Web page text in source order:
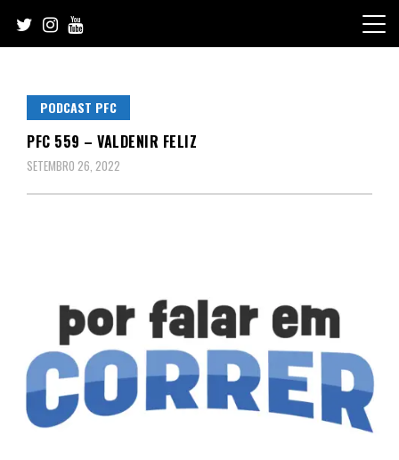
content
PODCAST PFC
PFC 559 – VALDENIR FELIZ
SETEMBRO 26, 2022